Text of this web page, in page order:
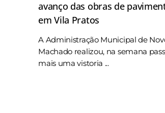
avanço das obras de
em Vila Pratos
A Administração Municipal de
Machado realizou, na semana
mais uma vistoria ...